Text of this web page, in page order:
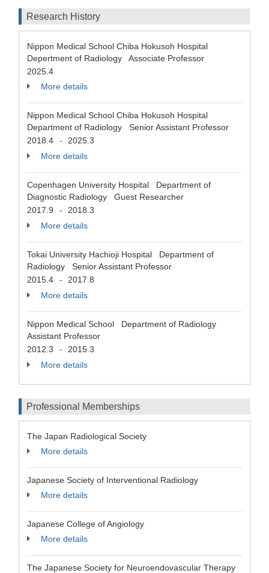
Research History
Nippon Medical School Chiba Hokusoh Hospital
Depertment of Radiology Associate Professor
2025.4
More details
Nippon Medical School Chiba Hokusoh Hospital
Department of Radiology Senior Assistant Professor
2018.4
-
2025.3
More details
Copenhagen University Hospital Department of
Diagnostic Radiology Guest Researcher
2017.9
-
2018.3
More details
Tokai University Hachioji Hospital Department of
Radiology Senior Assistant Professor
2015.4
-
2017.8
More details
Nippon Medical School Department of Radiology
Assistant Professor
2012.3
-
2015.3
More details
Professional Memberships
The Japan Radiological Society
More details
Japanese Society of Interventional Radiology
More details
Japanese College of Angiology
More details
The Japanese Society for Neuroendovascular Therapy